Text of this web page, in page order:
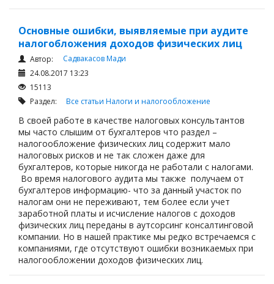
Основные ошибки, выявляемые при аудите
налогобложения доходов физических лиц
Автор:
Садвакасов Мади
24.08.2017 13:23
15113
Раздел: Все статьи Налоги и налогообложение
В своей работе в качестве налоговых консультантов
мы часто слышим от бухгалтеров что раздел –
налогообложение физических лиц содержит мало
налоговых рисков и не так сложен даже для
бухгалтеров, которые никогда не работали с налогами.
Во время налогового аудита мы также получаем от
бухгалтеров информацию- что за данный участок по
налогам они не переживают, тем более если учет
заработной платы и исчисление налогов с доходов
физических лиц переданы в аутсорсинг консалтинговой
компании. Но в нашей практике мы редко встречаемся с
компаниями, где отсутствуют ошибки возникаемых при
налогообложении доходов физических лиц.